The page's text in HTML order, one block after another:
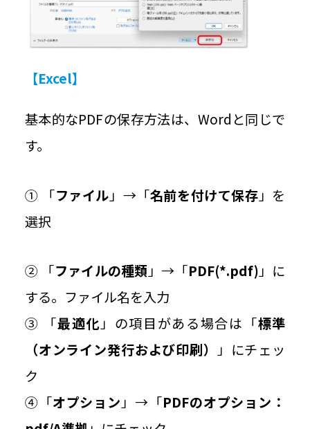
【Excel】
基本的なPDFの保存方法は、Wordと同じで
す。
① 「ファイル 」→「名前を付けて保存 」を
選択
② 「ファイルの種類」→「PDF(*.pdf)」に
する。ファイル名を入力
③ 「最適化」の項目がある場合は「標準
（オンライン発行および印刷） 」にチェッ
ク
④「オプション」→「PDFのオプション：